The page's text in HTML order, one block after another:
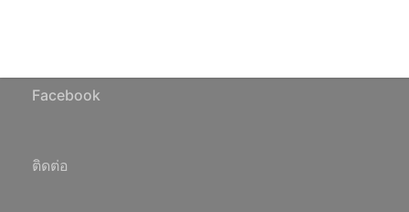
Facebook
ติดต่อ